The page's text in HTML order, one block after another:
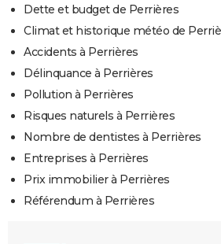
Dette et budget de Perrières
Climat et historique météo de
Accidents à Perrières
Délinquance à Perrières
Pollution à Perrières
Risques naturels à Perrières
Nombre de dentistes à Perrières
Entreprises à Perrières
Prix immobilier à Perrières
Référendum à Perrières